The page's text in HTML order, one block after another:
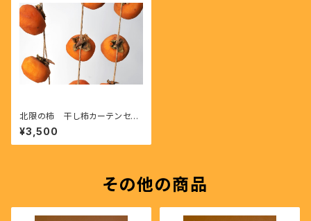
北限の柿 干し柿カーテンセッ
ト（20〜25個）
¥3,500
その他の商品